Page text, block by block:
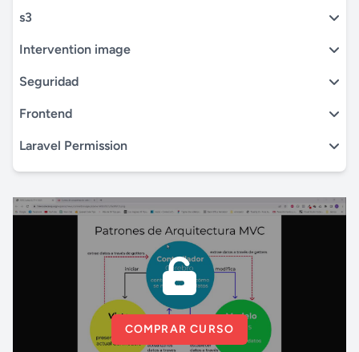
COMPRAR CURSO
s3
Intervention image
Seguridad
Frontend
Laravel Permission